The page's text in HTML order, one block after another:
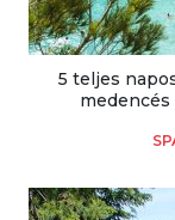
5 teljes